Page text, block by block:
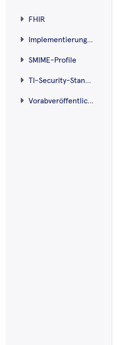
FHIR
Implementierungsleitfäden
SMIME-Profile
TI-Security-Standard
Vorabveröffentlichungen